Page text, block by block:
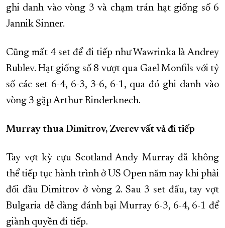
ghi danh vào vòng 3 và chạm trán hạt giống số 6
Jannik Sinner.
Cũng mất 4 set để đi tiếp như Wawrinka là Andrey
Rublev. Hạt giống số 8 vượt qua Gael Monfils với tỷ
số các set 6-4, 6-3, 3-6, 6-1, qua đó ghi danh vào
vòng 3 gặp Arthur Rinderknech.
Murray thua Dimitrov, Zverev vất vả đi tiếp
Tay vợt kỳ cựu Scotland Andy Murray đã không
thể tiếp tục hành trình ở US Open năm nay khi phải
đối đầu Dimitrov ở vòng 2. Sau 3 set đấu, tay vợt
Bulgaria dễ dàng đánh bại Murray 6-3, 6-4, 6-1 để
giành quyền đi tiếp.